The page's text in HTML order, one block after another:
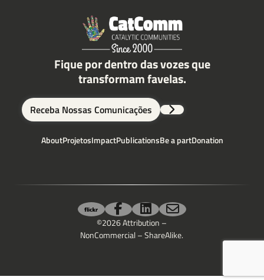
Fique por dentro das vozes que
transformam favelas.
Receba Nossas Comunicações
AboutProjetosImpactPublicationsBe a partDonation
©2026 Attribution –
NonCommercial – ShareAlike.
Enviar